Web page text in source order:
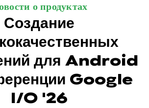
о продуктах
Создание
для Android
Google
I/O '26